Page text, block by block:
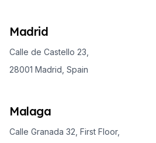
Madrid
Calle de Castello 23,
28001 Madrid, Spain
Malaga
Calle Granada 32, First Floor,